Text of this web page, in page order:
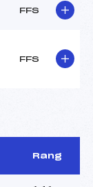
FFS
FFS
Rang